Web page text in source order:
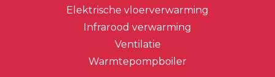
Elektrische vloerverwarming
Infrarood verwarming
Ventilatie
Warmtepompboiler